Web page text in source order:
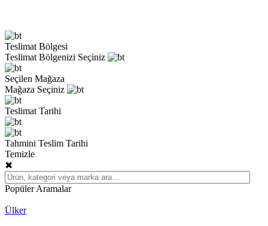
Teslimat Bölgesi
Teslimat Bölgenizi Seçiniz
Seçilen Mağaza
Mağaza Seçiniz
Teslimat Tarihi
Tahmini Teslim Tarihi
Temizle
✖
Popüler Aramalar
Ülker